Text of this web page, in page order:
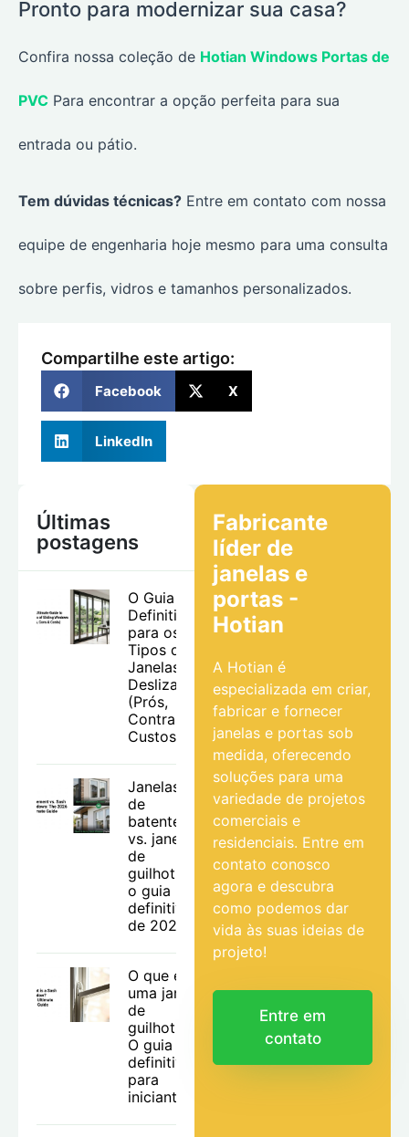
Pronto para modernizar sua casa?
Confira nossa coleção de Hotian Windows Portas de
PVC Para encontrar a opção perfeita para sua
entrada ou pátio.
Tem dúvidas técnicas? Entre em contato com nossa
equipe de engenharia hoje mesmo para uma consulta
sobre perfis, vidros e tamanhos personalizados.
Compartilhe este artigo:
Facebook X
LinkedIn
Últimas
postagens
O Guia
Definitivo
para os
Tipos de
Janelas
Deslizantes
(Prós,
Contras e
Custos)
Janelas
de
batente
vs. janelas
de
guilhotina:
o guia
definitivo
de 2026
O que é
uma janela
de
guilhotina?
O guia
definitivo
para
iniciantes.
Fabricante
líder de
janelas e
portas -
Hotian
A Hotian é
especializada em criar,
fabricar e fornecer
janelas e portas sob
medida, oferecendo
soluções para uma
variedade de projetos
comerciais e
residenciais. Entre em
contato conosco
agora e descubra
como podemos dar
vida às suas ideias de
projeto!
Entre em
contato